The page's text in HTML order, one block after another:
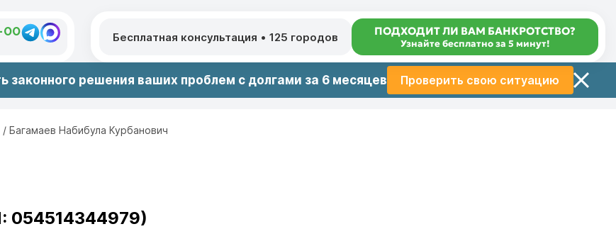
00 Бесплатная консультация • 125 городов ПОДХОДИТ ЛИ ВАМ БАНКРОТСТВО?
Узнайте бесплатно за 5 минут!
законного решения ваших проблем с долгами за 6 месяцев Проверить свою ситуацию
/ Багамаев Набибула Курбанович
054514344979)